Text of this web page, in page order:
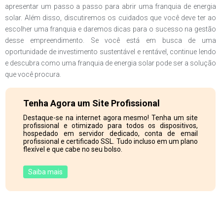
apresentar um passo a passo para abrir uma franquia de energia
solar. Além disso, discutiremos os cuidados que você deve ter ao
escolher uma franquia e daremos dicas para o sucesso na gestão
desse empreendimento. Se você está em busca de uma
oportunidade de investimento sustentável e rentável, continue lendo
e descubra como uma franquia de energia solar pode ser a solução
que você procura.
Tenha Agora um Site Profissional
Destaque-se na internet agora mesmo! Tenha um site
profissional e otimizado para todos os dispositivos,
hospedado em servidor dedicado, conta de email
profissional e certificado SSL. Tudo incluso em um plano
flexível e que cabe no seu bolso.
Saiba mais